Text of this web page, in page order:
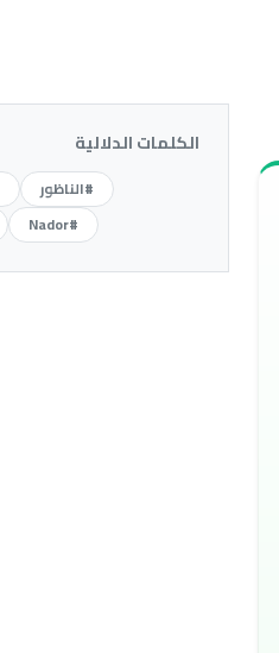
الكلمات الدلالية
#الناظور
#Nador